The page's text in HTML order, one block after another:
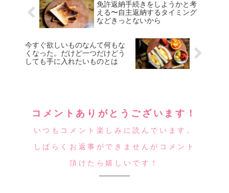
免許返納手続きをしようかと考
える〜自主返納するタイミング
などきっとないから
今すぐ欲しいものなんて何もな
くなった。だけど一つだけどう
しても手に入れたいものとは
コメントありがとうございます！
いつもコメント楽しみに読んでいます。
しばらくお返事ができませんがコメント
頂けたら嬉しいです！